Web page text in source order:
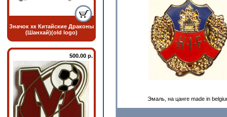
Значок хк Китайские Драконы
(Шанхай)(old logo)
500.00 р.
Эмаль, на цанге made in